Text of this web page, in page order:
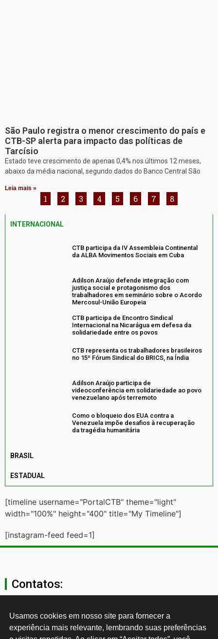
São Paulo registra o menor crescimento do país e
CTB-SP alerta para impacto das políticas de
Tarcísio
Estado teve crescimento de apenas 0,4% nos últimos 12 meses,
abaixo da média nacional, segundo dados do Banco Central São
Leia mais »
1 2 3 4 5 6 7 8
INTERNACIONAL
CTB participa da IV Assembleia Continental
da ALBA Movimentos Sociais em Cuba
Adilson Araújo defende integração com
justiça social e protagonismo dos
trabalhadores em seminário sobre o Acordo
Mercosul-União Europeia
CTB participa de Encontro Sindical
Internacional na Nicarágua em defesa da
solidariedade entre os povos
CTB representa os trabalhadores brasileiros
no 15º Fórum Sindical do BRICS, na Índia
Adilson Araújo participa de
videoconferência em solidariedade ao povo
venezuelano após terremoto
Como o bloqueio dos EUA contra a
Venezuela impõe desafios à recuperação
da tragédia humanitária
BRASIL
ESTADUAL
[timeline username="PortalCTB" theme="light"
width="100%" height="400" title="My Timeline"]
[instagram-feed feed=1]
Contatos:
secgeral@ctb.org.br
11 3874-0040
Usamos cookies em nosso site para fornecer a
experiência mais relevante, lembrando suas preferências